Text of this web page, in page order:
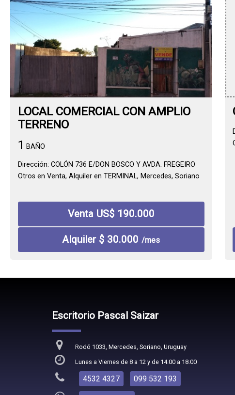
LOCAL COMERCIAL CON AMPLIO
TERRENO
1 BAÑO
Dirección: COLÓN 736 E/DON BOSCO Y AVDA. FREGEIRO
Otros en Venta, Alquiler en TERMINAL, Mercedes, Soriano
Venta US$ 190.000
Alquiler $ 30.000/mes
Escritorio Pascal Saizar
Rodó 1033, Mercedes, Soriano, Uruguay
Lunes a Viernes de 8 a 12 y de 14.00 a 18.00
4532 4327 099 532 193